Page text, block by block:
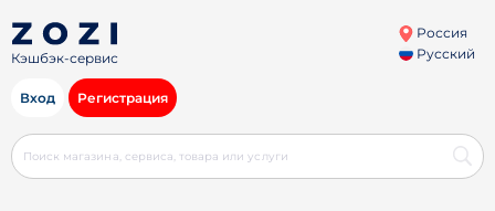
Кэшбэк-сервис
Россия
Русский
Вход Регистрация